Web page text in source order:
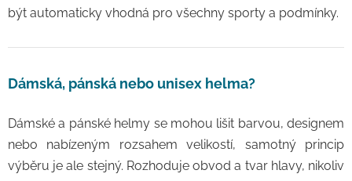
být automaticky vhodná pro všechny sporty a podmínky.
Dámská, pánská nebo unisex helma?
Dámské a pánské helmy se mohou lišit barvou, designem
nebo nabízeným rozsahem velikostí, samotný princip
výběru je ale stejný. Rozhoduje obvod a tvar hlavy, nikoliv